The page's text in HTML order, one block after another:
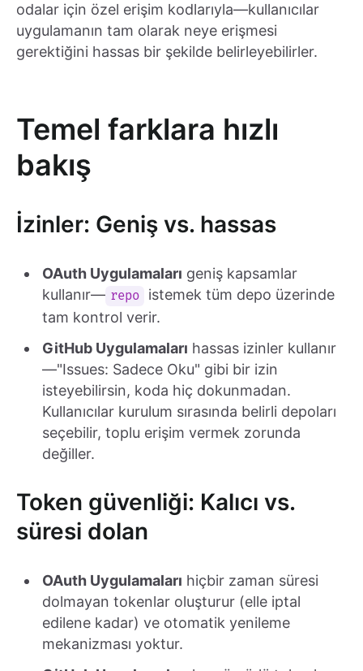
odalar için özel erişim kodlarıyla—kullanıcılar
uygulamanın tam olarak neye erişmesi
gerektiğini hassas bir şekilde belirleyebilirler.
Temel farklara hızlı
bakış
İzinler: Geniş vs. hassas
OAuth Uygulamaları geniş kapsamlar
kullanır— repo
istemek tüm depo üzerinde
tam kontrol verir.
GitHub Uygulamaları hassas izinler kullanır
—"Issues: Sadece Oku" gibi bir izin
isteyebilirsin, koda hiç dokunmadan.
Kullanıcılar kurulum sırasında belirli depoları
seçebilir, toplu erişim vermek zorunda
değiller.
Token güvenliği: Kalıcı vs.
süresi dolan
OAuth Uygulamaları hiçbir zaman süresi
dolmayan tokenlar oluşturur (elle iptal
edilene kadar) ve otomatik yenileme
mekanizması yoktur.